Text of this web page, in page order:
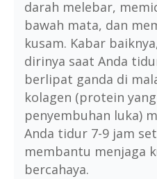
darah melebar,
bawah mata, dan
kusam. Kabar
dirinya saat Anda
berlipat ganda di
kolagen (protein
penyembuhan luka)
Anda tidur 7-9 jam
membantu menjaga
bercahaya.